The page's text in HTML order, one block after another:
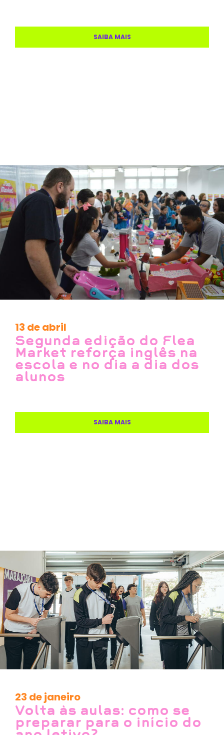
SAIBA MAIS
13 de abril
Segunda edição do Flea
Market reforça inglês na
escola e no dia a dia dos
alunos
SAIBA MAIS
23 de janeiro
Volta às aulas: como se
preparar para o início do